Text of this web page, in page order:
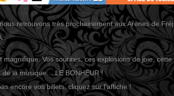
retrouvons très prochainement aux Arènes de
magnifique. Vos sourires, ces explosions de joie, cette
de la musique… LE BONHEUR !
encore vos billets, cliquez sur l'affiche !